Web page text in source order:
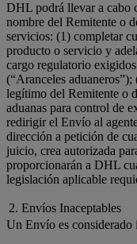
DHL podrá llevar a cabo
nombre del Remitente o
servicios: (1) completar
producto o servicio y
cargo regulatorio
(“Aranceles
legítimo del Remitente o
aduanas para control de
redirigir el Envío al
dirección a petición de
juicio, crea autorizada
proporcionarán a DHL
legislación aplicable
2. Envíos Inaceptables
Un Envío es considerado